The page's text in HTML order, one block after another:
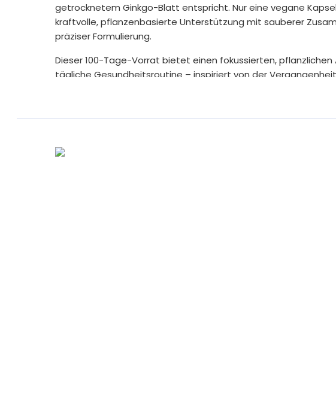
getrocknetem Ginkgo-Blatt entspricht. Nur eine vegane
kraftvolle, pflanzenbasierte Unterstützung mit sauberer
präziser Formulierung.
Dieser 100-Tage-Vorrat bietet einen fokussierten, pflanzlichen
tägliche Gesundheitsroutine – inspiriert von der